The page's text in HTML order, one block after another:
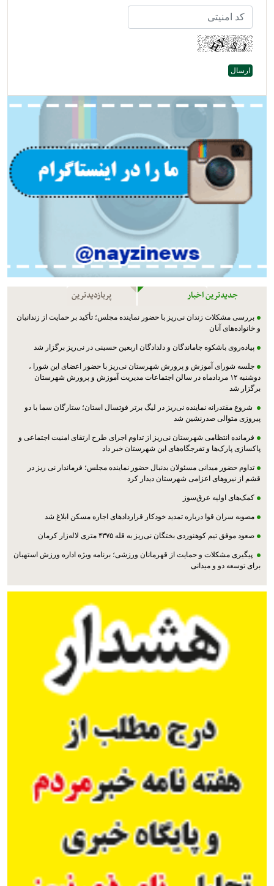
جدیدترین اخبار پربازدیدترین
بررسی مشکلات زندان نی‌ریز با حضور نماینده مجلس؛ تأکید بر حمایت از زندانیان
و خانواده‌های آنان
پیاده‌روی باشکوه جاماندگان و دلدادگان اربعین حسینی در نی‌ریز برگزار شد
جلسه شورای آموزش و پرورش شهرستان نی‌ریز با حضور اعضای این شورا ،
دوشنبه ۱۲ مردادماه در سالن اجتماعات مدیریت آموزش و پرورش شهرستان
برگزار شد
شروع مقتدرانه نماینده نی‌ریز در لیگ برتر فوتسال استان؛ ستارگان سما با دو
پیروزی متوالی صدرنشین شد
فرمانده انتظامی شهرستان نی‌ریز از تداوم اجرای طرح ارتقای امنیت اجتماعی و
پاکسازی پارک‌ها و تفرجگاه‌های این شهرستان خبر داد
تداوم حضور میدانی مسئولان بدنبال حضور نماینده مجلس؛ فرماندار نی ریز در
قشم از نیروهای اعزامی شهرستان دیدار کرد
کمک‌های اولیه عرق‌سوز
مصوبه سران قوا درباره تمدید خودکار قراردادهای اجاره مسکن ابلاغ شد
صعود موفق تیم کوهنوردی بختگان نی‌ریز به قله ۴۳۷۵ متری لاله‌زار کرمان
پیگیری مشکلات و حمایت از قهرمانان ورزشی؛ برنامه ویژه اداره ورزش استهبان
برای توسعه دو و میدانی